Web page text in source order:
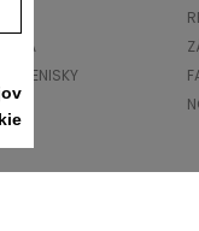
O TENISKY